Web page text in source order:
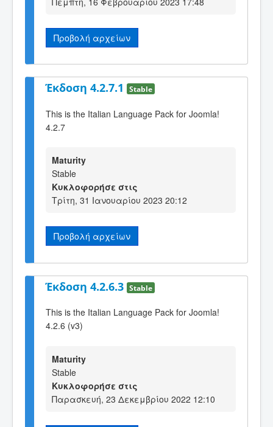
Προβολή αρχείων
Έκδοση 4.2.7.1 Stable
This is the Italian Language Pack for Joomla!
4.2.7
Maturity
Stable
Κυκλοφορήσε στις
Τρίτη, 31 Ιανουαρίου 2023 20:12
Προβολή αρχείων
Έκδοση 4.2.6.3 Stable
This is the Italian Language Pack for Joomla!
4.2.6 (v3)
Maturity
Stable
Κυκλοφορήσε στις
Παρασκευή, 23 Δεκεμβρίου 2022 12:10